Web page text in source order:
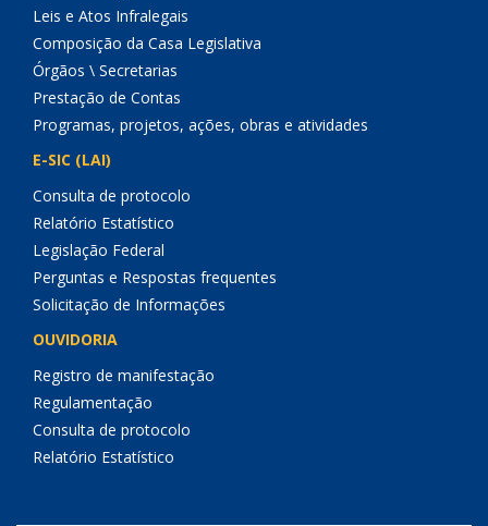
Leis e Atos Infralegais
Composição da Casa Legislativa
Órgãos \ Secretarias
Prestação de Contas
Programas, projetos, ações, obras e atividades
E-SIC (LAI)
Consulta de protocolo
Relatório Estatístico
Legislação Federal
Perguntas e Respostas frequentes
Solicitação de Informações
OUVIDORIA
Registro de manifestação
Regulamentação
Consulta de protocolo
Relatório Estatístico